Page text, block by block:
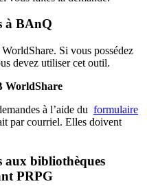
à BAnQ
Si vous possédez
devez utiliser cet outil.
WorldShare
à l’aide du formulaire
par courriel. Elles doivent
aux bibliothèques
PRPG